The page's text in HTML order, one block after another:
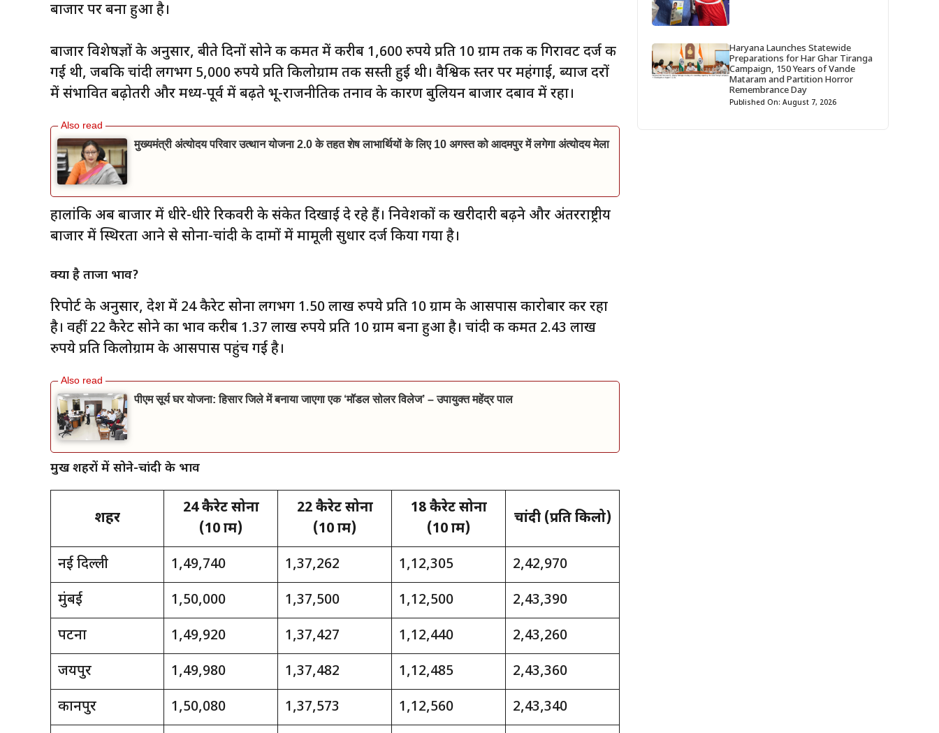
बाजार पर बना हुआ है।
बाजार विशेषज्ञों के अनुसार, बीते दिनों सोने की कीमत में करीब 1,600 रुपये प्रति 10 ग्राम तक की गिरावट दर्ज की
गई थी, जबकि चांदी लगभग 5,000 रुपये प्रति किलोग्राम तक सस्ती हुई थी। वैश्विक स्तर पर महंगाई, ब्याज दरों
में संभावित बढ़ोतरी और मध्य-पूर्व में बढ़ते भू-राजनीतिक तनाव के कारण बुलियन बाजार दबाव में रहा।
मुख्यमंत्री अंत्योदय परिवार उत्थान योजना 2.0 के तहत शेष लाभार्थियों के लिए 10 अगस्त को आदमपुर में लगेगा अंत्योदय मेला
हालांकि अब बाजार में धीरे-धीरे रिकवरी के संकेत दिखाई दे रहे हैं। निवेशकों की खरीदारी बढ़ने और अंतरराष्ट्रीय
बाजार में स्थिरता आने से सोना-चांदी के दामों में मामूली सुधार दर्ज किया गया है।
क्या है ताजा भाव?
रिपोर्ट के अनुसार, देश में 24 कैरेट सोना लगभग 1.50 लाख रुपये प्रति 10 ग्राम के आसपास कारोबार कर रहा
है। वहीं 22 कैरेट सोने का भाव करीब 1.37 लाख रुपये प्रति 10 ग्राम बना हुआ है। चांदी की कीमत 2.43 लाख
रुपये प्रति किलोग्राम के आसपास पहुंच गई है।
पीएम सूर्य घर योजना: हिसार जिले में बनाया जाएगा एक ‘मॉडल सोलर विलेज’ – उपायुक्त महेंद्र पाल
प्रमुख शहरों में सोने-चांदी के भाव
शहर
24 कैरेट सोना
(10 ग्राम)
22 कैरेट सोना
(10 ग्राम)
18 कैरेट सोना
(10 ग्राम)
चांदी (प्रति किलो)
नई दिल्ली ₹1,49,740 ₹1,37,262 ₹1,12,305
₹2,42,970
मुंबई
₹1,50,000 ₹1,37,500 ₹1,12,500
₹2,43,390
पटना
₹1,49,920 ₹1,37,427 ₹1,12,440
₹2,43,260
जयपुर
₹1,49,980 ₹1,37,482 ₹1,12,485
₹2,43,360
कानपुर
₹1,50,080 ₹1,37,573 ₹1,12,560
₹2,43,340
Haryana Launches Statewide
Preparations for Har Ghar Tiranga
Campaign, 150 Years of Vande
Mataram and Partition Horror
Remembrance Day
Published On: August 7, 2026